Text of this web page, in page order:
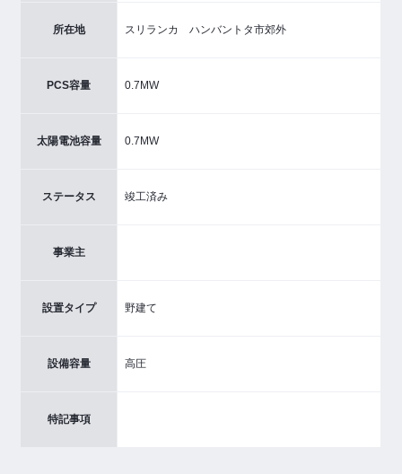
所在地 スリランカ ハンバントタ市郊外
PCS容量 0.7MW
太陽電池容量 0.7MW
ステータス 竣工済み
事業主
設置タイプ 野建て
設備容量 高圧
特記事項